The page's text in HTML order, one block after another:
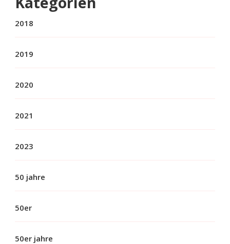
2018
2019
2020
2021
2023
50 jahre
50er
50er jahre